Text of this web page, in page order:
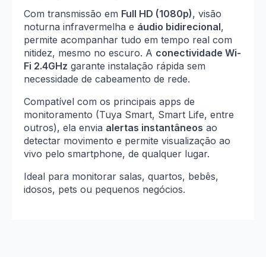
Com transmissão em Full HD (1080p), visão
noturna infravermelha e áudio bidirecional,
permite acompanhar tudo em tempo real com
nitidez, mesmo no escuro. A conectividade Wi-
Fi 2.4GHz garante instalação rápida sem
necessidade de cabeamento de rede.
Compatível com os principais apps de
monitoramento (Tuya Smart, Smart Life, entre
outros), ela envia alertas instantâneos ao
detectar movimento e permite visualização ao
vivo pelo smartphone, de qualquer lugar.
Ideal para monitorar salas, quartos, bebês,
idosos, pets ou pequenos negócios.